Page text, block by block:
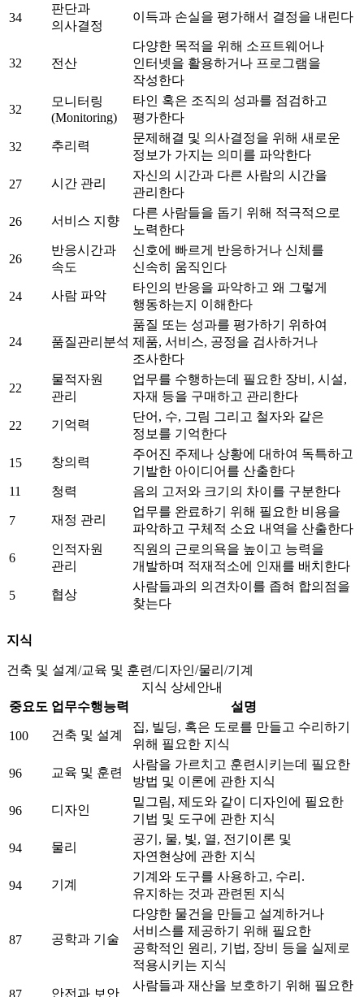
34
판단과
의사결정
이득과 손실을 평가해서 결정을 내린다
32 전산
다양한 목적을 위해 소프트웨어나
인터넷을 활용하거나 프로그램을
작성한다
32
모니터링
(Monitoring)
타인 혹은 조직의 성과를 점검하고
평가한다
32 추리력
문제해결 및 의사결정을 위해 새로운
정보가 가지는 의미를 파악한다
27 시간 관리
자신의 시간과 다른 사람의 시간을
관리한다
26 서비스 지향
다른 사람들을 돕기 위해 적극적으로
노력한다
26
반응시간과
속도
신호에 빠르게 반응하거나 신체를
신속히 움직인다
24 사람 파악
타인의 반응을 파악하고 왜 그렇게
행동하는지 이해한다
24 품질관리분석
품질 또는 성과를 평가하기 위하여
제품, 서비스, 공정을 검사하거나
조사한다
22
물적자원
관리
업무를 수행하는데 필요한 장비, 시설,
자재 등을 구매하고 관리한다
22 기억력
단어, 수, 그림 그리고 철자와 같은
정보를 기억한다
15 창의력
주어진 주제나 상황에 대하여 독특하고
기발한 아이디어를 산출한다
11
청력 음의 고저와 크기의 차이를 구분한다
7 재정 관리
업무를 완료하기 위해 필요한 비용을
파악하고 구체적 소요 내역을 산출한다
6
인적자원
관리
직원의 근로의욕을 높이고 능력을
개발하며 적재적소에 인재를 배치한다
5 협상
사람들과의 의견차이를 좁혀 합의점을
찾는다
지식
건축 및 설계/교육 및 훈련/디자인/물리/기계
지식 상세안내
중요도 업무수행능력 설명
100 건축 및 설계
집, 빌딩, 혹은 도로를 만들고 수리하기
위해 필요한 지식
96 교육 및 훈련
사람을 가르치고 훈련시키는데 필요한
방법 및 이론에 관한 지식
96 디자인
밑그림, 제도와 같이 디자인에 필요한
기법 및 도구에 관한 지식
94 물리
공기, 물, 빛, 열, 전기이론 및
자연현상에 관한 지식
94 기계
기계와 도구를 사용하고, 수리.
유지하는 것과 관련된 지식
87 공학과 기술
다양한 물건을 만들고 설계하거나
서비스를 제공하기 위해 필요한
공학적인 원리, 기법, 장비 등을 실제로
적용시키는 지식
안전과 보안
사람들과 재산을 보호하기 위해 필요한